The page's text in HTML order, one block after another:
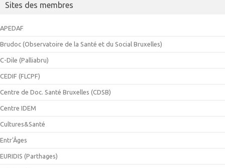
Sites des membres
APEDAF
Brudoc (Observatoire de la Santé et du Social Bruxelles)
C-Dile (Palliabru)
CEDIF (FLCPF)
Centre de Doc. Santé Bruxelles (CDSB)
Centre IDEM
Cultures&Santé
Entr'Âges
EURIDIS (Parthages)